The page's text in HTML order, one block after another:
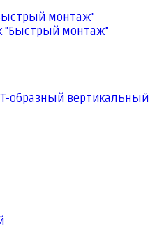
монтаж"
"Быстрый монтаж"
образный вертикальный